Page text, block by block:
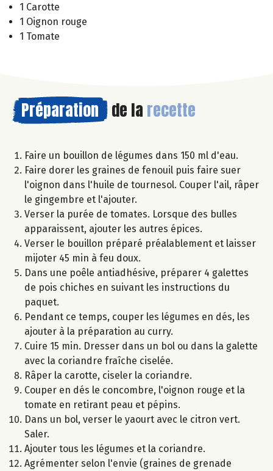
1 Carotte
1 Oignon rouge
1 Tomate
Préparation de la recette
Faire un bouillon de légumes dans 150 ml d'eau.
Faire dorer les graines de fenouil puis faire suer
l'oignon dans l'huile de tournesol. Couper l'ail, râper
le gingembre et l'ajouter.
Verser la purée de tomates. Lorsque des bulles
apparaissent, ajouter les autres épices.
Verser le bouillon préparé préalablement et laisser
mijoter 45 min à feu doux.
Dans une poêle antiadhésive, préparer 4 galettes
de pois chiches en suivant les instructions du
paquet.
Pendant ce temps, couper les légumes en dés, les
ajouter à la préparation au curry.
Cuire 15 min. Dresser dans un bol ou dans la galette
avec la coriandre fraîche ciselée.
Râper la carotte, ciseler la coriandre.
Couper en dés le concombre, l'oignon rouge et la
tomate en retirant peau et pépins.
Dans un bol, verser le yaourt avec le citron vert.
Saler.
Ajouter tous les légumes et la coriandre.
Agrémenter selon l'envie (graines de grenade